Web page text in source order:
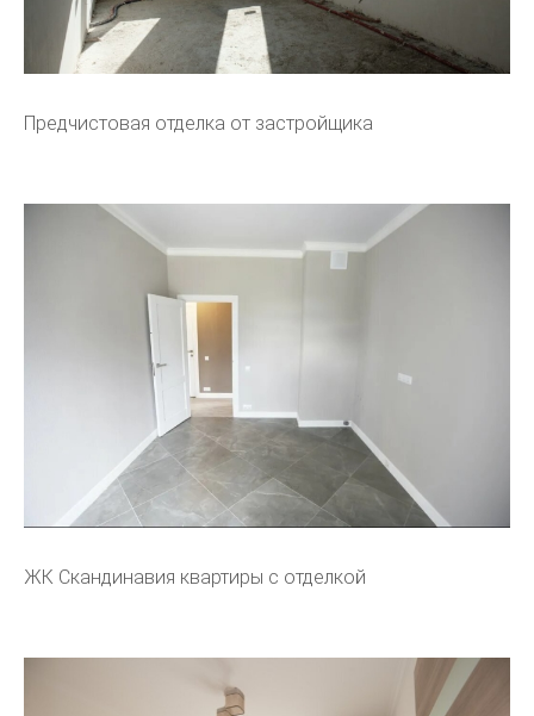
Предчистовая отделка от застройщика
ЖК Скандинавия квартиры с отделкой